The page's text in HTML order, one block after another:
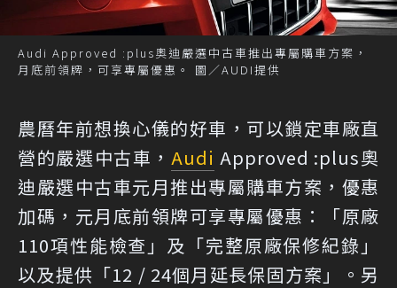
Audi Approved :plus奧迪嚴選中古車推出專屬購車方案，
月底前領牌，可享專屬優惠。 圖／AUDI提供
農曆年前想換心儀的好車，可以鎖定車廠直
營的嚴選中古車， Audi Approved :plus奧
迪嚴選中古車元月推出專屬購車方案，優惠
加碼，元月底前領牌可享專屬優惠：「原廠
110項性能檢查」及「完整原廠保修紀錄」
以及提供「12 / 24個月延長保固方案」。另